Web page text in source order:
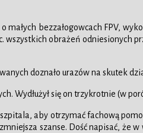
bezzałogowcach FPV,
obrażeń odniesionych
doznało urazów na skutek
Wydłużył się on trzykrotnie (w
aby otrzymać fachową
szanse. Dość napisać, że